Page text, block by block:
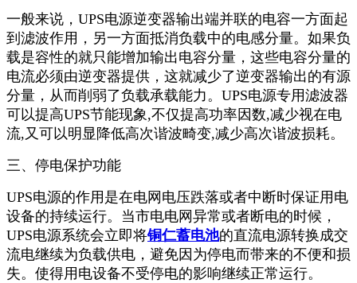
一般来说，UPS电源逆变器输出端并联的电容一方面起
到滤波作用，另一方面抵消负载中的电感分量。如果负
载是容性的就只能增加输出电容分量，这些电容分量的
电流必须由逆变器提供，这就减少了逆变器输出的有源
分量，从而削弱了负载承载能力。UPS电源专用滤波器
可以提高UPS节能现象,不仅提高功率因数,减少视在电
流,又可以明显降低高次谐波畸变,减少高次谐波损耗。
三、停电保护功能
UPS电源的作用是在电网电压跌落或者中断时保证用电
设备的持续运行。当市电电网异常或者断电的时候，
UPS电源系统会立即将铜仁蓄电池的直流电源转换成交
流电继续为负载供电，避免因为停电而带来的不便和损
失。使得用电设备不受停电的影响继续正常运行。